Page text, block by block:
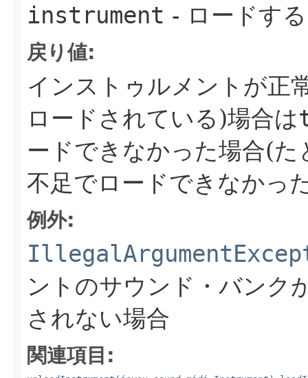
instrument - ロードす
戻り値:
インストゥルメントが正
ロードされている)場合は
ードできなかった場合(
不足でロードできなかっ
例外:
ントのサウンド・バンク
されない場合
関連項目: